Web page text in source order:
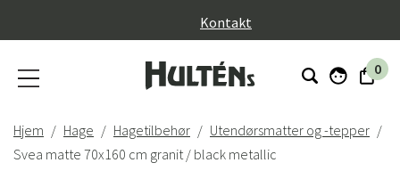
Kontakt
0
Hjem Hage Hagetilbehør
Utendørsmatter og -tepper
Svea matte 70x160 cm granit / black metallic